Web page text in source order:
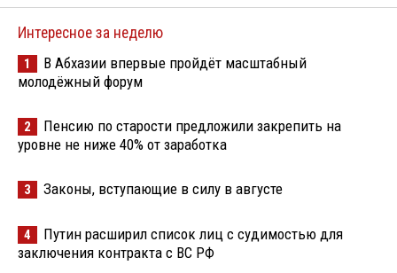
Интересное за неделю
1
В Абхазии впервые пройдёт масштабный
молодёжный форум
2
Пенсию по старости предложили закрепить на
уровне не ниже 40% от заработка
3 Законы, вступающие в силу в августе
4
Путин расширил список лиц с судимостью для
заключения контракта с ВС РФ